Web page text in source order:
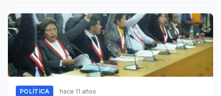
POLÍTICA hace 11 años